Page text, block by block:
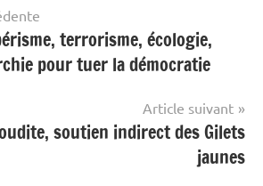
terrorisme, écologie,
pour tuer la démocratie
Article suivant
soutien indirect des Gilets
jaunes